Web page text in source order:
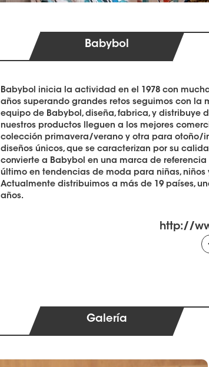
Babybol
Babybol inicia la actividad en el 1978 con
años superando grandes retos seguimos con la
equipo de Babybol, diseña, fabrica, y distribuye
nuestros productos lleguen a los mejores
colección primavera/verano y otra para otoño/
diseños únicos, que se caracterizan por su
convierte a Babybol en una marca de
último en tendencias de moda para niñas, niños
Actualmente distribuimos a más de 19 países,
años.
http://
Galería